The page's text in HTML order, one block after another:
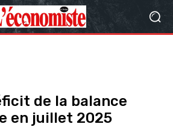
de la balance
en juillet 2025